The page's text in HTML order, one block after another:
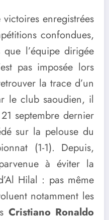
enregistrées
confondues,
l’équipe dirigée
pas imposée lors
la trace d’un
le club saoudien, il
septembre dernier
sur la pelouse du
(1-1). Depuis,
à éviter la
Hilal : pas même
notamment les
Cristiano Ronaldo